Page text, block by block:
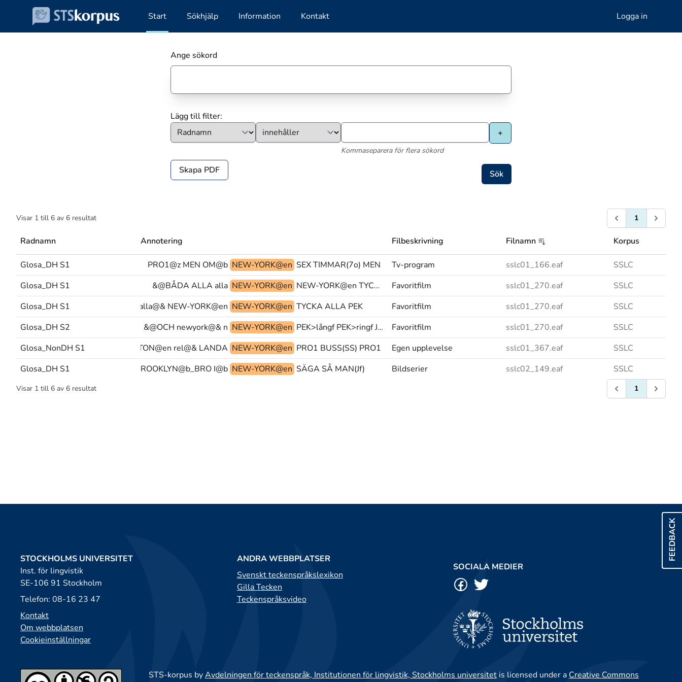
Start Sökhjälp Information Kontakt Logga in
Ange sökord
Lägg till filter:
Kommaseparera för flera sökord
Skapa PDF
Visar 1 till 6 av 6 resultat 1
Radnamn Annotering Filbeskrivning Filnamn Korpus
Glosa_DH S1 PRO1@z MEN OM@b NEW-YORK@en SEX TIMMAR(7o) MEN Tv-program sslc01_166.eaf
SSLC
Glosa_DH S1
BÅDA ALLA alla@& NEW-YORK@en NEW-YORK@en TYCKA ALLA Favoritfilm sslc01_270.eaf
SSLC
Glosa_DH S1
ALLA alla@& NEW-YORK@en NEW-YORK@en TYCKA ALLA PEK Favoritfilm sslc01_270.eaf
SSLC
Glosa_DH S2
OCH newyork@& n@& NEW-YORK@en PEK>långf PEK>ringf JA@ub Favoritfilm sslc01_270.eaf
SSLC
Glosa_NonDH S1
WASHINGTON@en rel@& LANDA NEW-YORK@en PRO1 BUSS(SS) PRO1 Egen upplevelse sslc01_367.eaf
SSLC
Glosa_DH S1
LÅTA-SÄGA BROOKLYN@b_BRO I@b NEW-YORK@en SÄGA SÅ MAN(Jf) Bildserier sslc02_149.eaf SSLC
Visar 1 till 6 av 6 resultat 1
FEEDBACK
STOCKHOLMS UNIVERSITET
Inst. för lingvistik
SE-106 91 Stockholm
Telefon: 08-16 23 47
Kontakt
Om webbplatsen
Cookieinställningar
ANDRA WEBBPLATSER
Svenskt teckenspråkslexikon
Gilla Tecken
Teckenspråksvideo
SOCIALA MEDIER
STS-korpus byAvdelningen för teckenspråk, Institutionen för lingvistik, Stockholms universitetis licensed under a Creative Commons